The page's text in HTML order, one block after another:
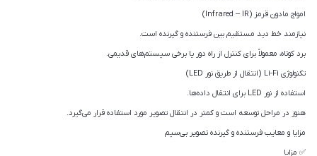
امواج مادون قرمز (Infrared – IR)
نیازمند خط دید مستقیم بین فرستنده و گیرنده است.
برد کوتاه، معمولاً برای کنترل از راه دور یا برخی سیستم‌های قدیمی.
تکنولوژی Li-Fi (انتقال از طریق نور LED)
استفاده از نور LED برای انتقال داده‌ها.
هنوز در مراحل توسعه است و کمتر در انتقال تصویر مورد استفاده قرار می‌گیرد.
مزایا و معایب فرستنده و گیرنده تصویر بی‌سیم
✅ مزایا